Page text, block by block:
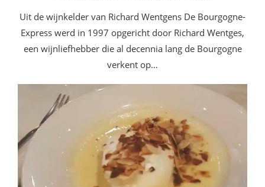
Uit de wijnkelder van Richard Wentgens De Bourgogne-
Express werd in 1997 opgericht door Richard Wentges,
een wijnliefhebber die al decennia lang de Bourgogne
verkent op…
Recept ~ Île Flottante